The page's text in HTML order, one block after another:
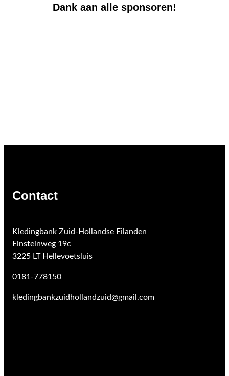
Dank aan alle sponsoren!
Contact
Kledingbank Zuid-Hollandse Eilanden
Einsteinweg 19c
3225 LT Hellevoetsluis
0181-778150
kledingbankzuidhollandzuid@gmail.com